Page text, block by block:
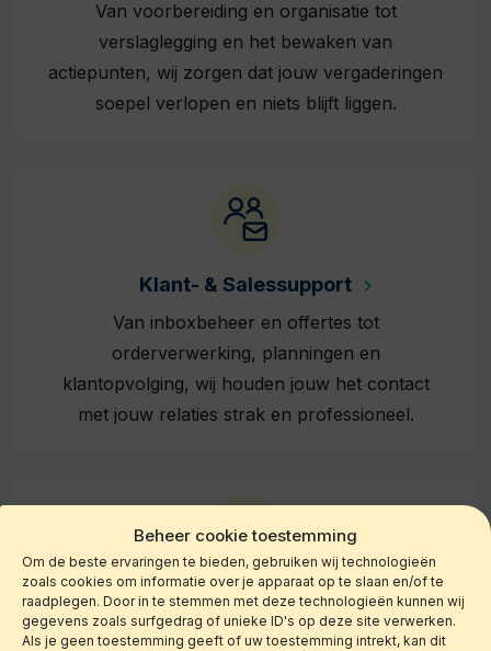
Beheer cookie toestemming
Om de beste ervaringen te bieden, gebruiken wij technologieën
zoals cookies om informatie over je apparaat op te slaan en/of te
raadplegen. Door in te stemmen met deze technologieën kunnen wij
gegevens zoals surfgedrag of unieke ID's op deze site verwerken.
Als je geen toestemming geeft of uw toestemming intrekt, kan dit
Van voorbereiding en organisatie tot
verslaglegging en het bewaken van
actiepunten, wij zorgen dat jouw vergaderingen
soepel verlopen en niets blijft liggen.
Klant- & Salessupport
Van inboxbeheer en offertes tot
orderverwerking, planningen en
klantopvolging, wij houden jouw het contact
met jouw relaties strak en professioneel.
Tech & AI
Automatisering van werkprocessen, inrichten